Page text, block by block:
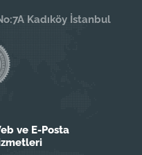
Kadıköy İstanbul
ve E-Posta